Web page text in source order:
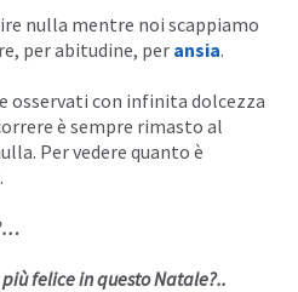
nulla mentre noi scappiamo
per abitudine, per ansia.
osservati con infinita dolcezza
è sempre rimasto al
Per vedere quanto è
felice in questo Natale?..